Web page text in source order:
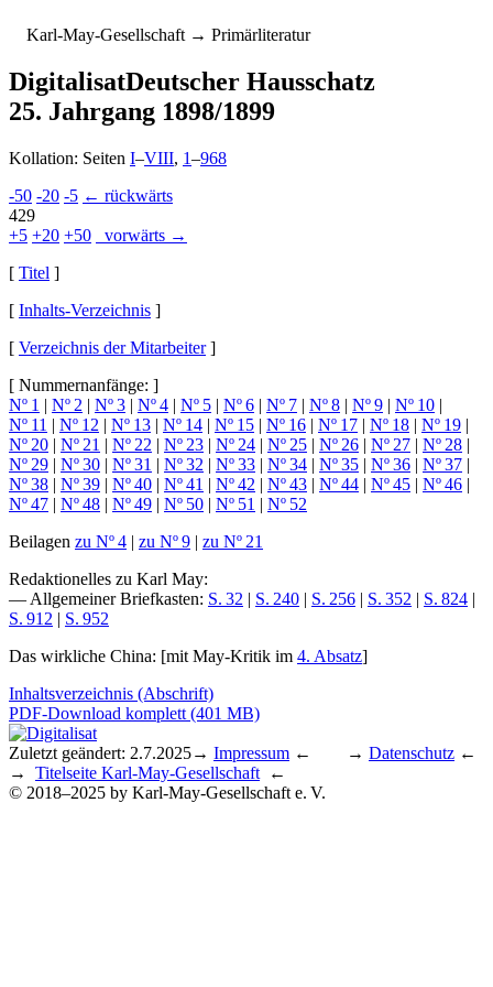
Karl-May-Gesellschaft → Primärliteratur
DigitalisatDeutscher Hausschatz
25. Jahrgang 1898/1899
Kollation: Seiten I–VIII, 1–968
-50 -20 -5 ← rückwärts
429
+5 +20 +50
vorwärts →
[ Titel ]
[ Inhalts-Verzeichnis ]
[ Verzeichnis der Mitarbeiter]
[ Nummernanfänge: ]
Nº 1 | Nº 2 | Nº 3 | Nº 4 | Nº 5 | Nº 6 | Nº 7 | Nº 8 | Nº 9 | Nº 10 |
Nº 11 | Nº 12 | Nº 13 | Nº 14 | Nº 15 | Nº 16 | Nº 17 | Nº 18 | Nº 19 |
Nº 20 | Nº 21 | Nº 22 | Nº 23 | Nº 24 | Nº 25 | Nº 26 | Nº 27 | Nº 28 |
Nº 29 | Nº 30 | Nº 31 | Nº 32 | Nº 33 | Nº 34 | Nº 35 | Nº 36 | Nº 37 |
Nº 38 | Nº 39 | Nº 40 | Nº 41 | Nº 42 | Nº 43 | Nº 44 | Nº 45 | Nº 46 |
Nº 47 | Nº 48 | Nº 49 | Nº 50 | Nº 51 | Nº 52
Beilagen zu Nº 4 | zu Nº 9 | zu Nº 21
Redaktionelles zu Karl May:
— Allgemeiner Briefkasten: S. 32 | S. 240 | S. 256 | S. 352 | S. 824 |
S. 912 | S. 952
Das wirkliche China: [mit May-Kritik im 4. Absatz]
Inhaltsverzeichnis (Abschrift)
PDF-Download komplett (401 MB)
Zuletzt geändert: 2.7.2025→ Impressum ← → Datenschutz ←
→ Titelseite Karl-May-Gesellschaft ←
© 2018–2025 by Karl-May-Gesellschaft e. V.